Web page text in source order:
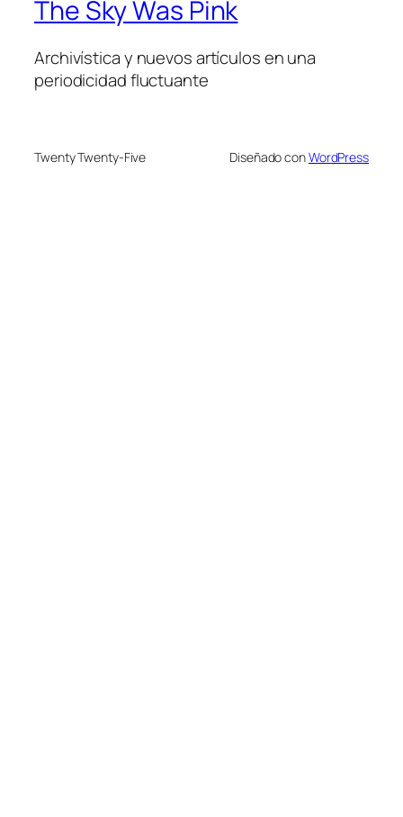
The Sky Was Pink
Archivística y nuevos artículos en una
periodicidad fluctuante
Twenty Twenty-Five Diseñado conWordPress